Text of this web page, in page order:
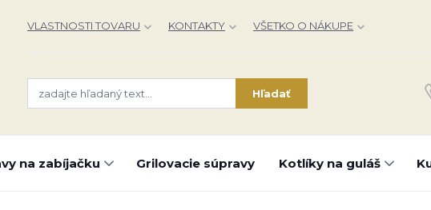
VLASTNOSTI TOVARU KONTAKTY VŠETKO O NÁKUPE
Hľadať
na zabíjačku Grilovacie súpravy Kotlíky na guláš